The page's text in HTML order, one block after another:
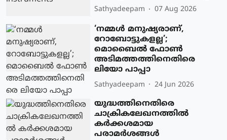
Sathyadeepam 07 Aug 2026
‘നമ്മള്‍ മനുഷ്യരാണ്,
റോബോട്ടുകളല്ല’;
മൊബൈല്‍ ഫോണ്‍
അടിമത്തത്തിനെതിരെ
ലിയോ പാപ്പാ
Sathyadeepam 24 Jun 2026
യുദ്ധത്തിനെതിരെ
ചാക്രികലേഖനത്തില്‍
കര്‍ക്കശമായ
പരാമര്‍ശങ്ങള്‍